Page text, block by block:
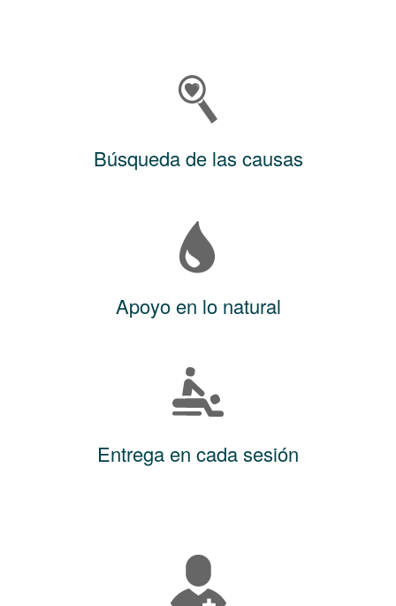
Búsqueda de las causas
Apoyo en lo natural
Entrega en cada sesión